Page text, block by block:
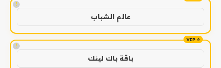
!
عالم الشباب
!
باقة باك لينك